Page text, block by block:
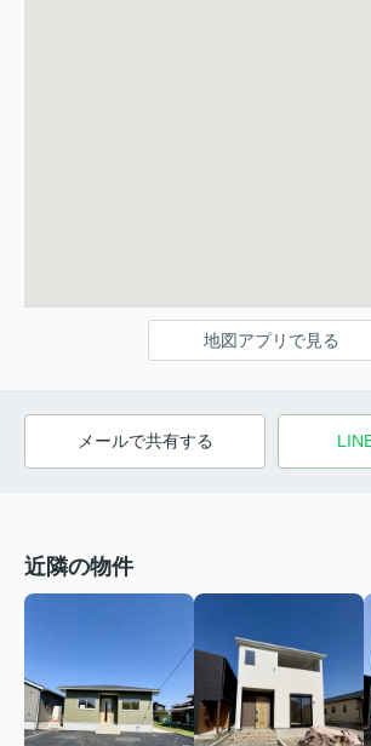
地図アプリで見る
メールで共有する
近隣の物件